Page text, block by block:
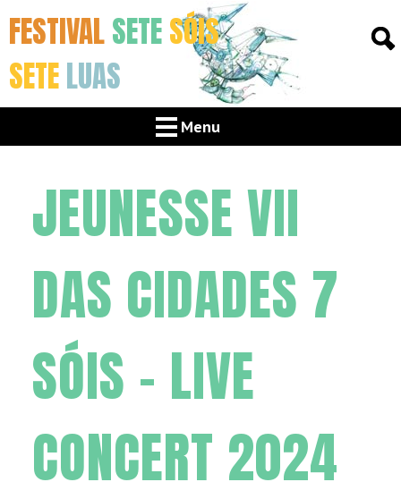
FESTIVALSETESÓIS
SETELUAS
Menu
JEUNESSE VII
DAS CIDADES 7
SÓIS – LIVE
CONCERT 2024